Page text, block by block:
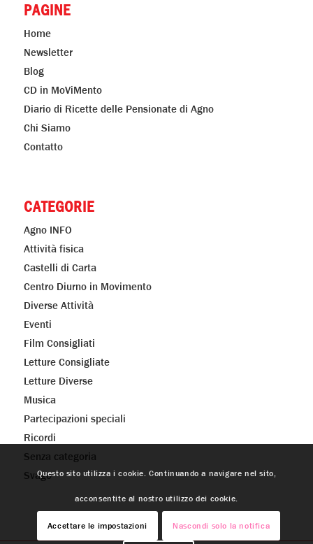
PAGINE
Home
Newsletter
Blog
CD in MoViMento
Diario di Ricette delle Pensionate di Agno
Chi Siamo
Contatto
CATEGORIE
Agno INFO
Attività fisica
Castelli di Carta
Centro Diurno in Movimento
Diverse Attività
Eventi
Film Consigliati
Letture Consigliate
Letture Diverse
Musica
Partecipazioni speciali
Ricordi
Senza categoria
SvagoQuesto sito utilizza i cookie. Continuando a navigare nel sito,
acconsentite al nostro utilizzo dei cookie.
Accettare le impostazioni Nascondi solo la notifica